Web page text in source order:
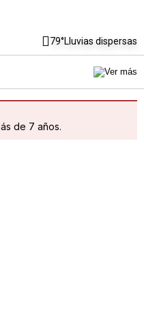
79°Lluvias dispersas
de 7 años.